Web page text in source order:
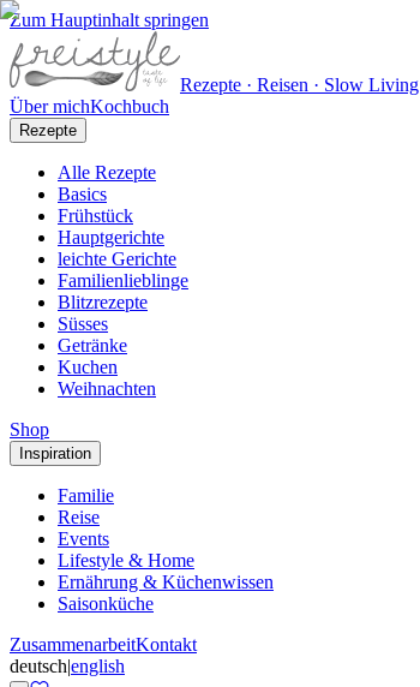
Zum Hauptinhalt springen
Rezepte · Reisen · Slow Living
Über michKochbuch
Rezepte
Alle Rezepte
Basics
Frühstück
Hauptgerichte
leichte Gerichte
Familienlieblinge
Blitzrezepte
Süsses
Getränke
Kuchen
Weihnachten
Shop
Inspiration
Familie
Reise
Events
Lifestyle & Home
Ernährung & Küchenwissen
Saisonküche
ZusammenarbeitKontakt
deutsch|english